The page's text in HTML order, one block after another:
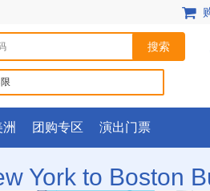
团购专区 演出门票
York to Boston